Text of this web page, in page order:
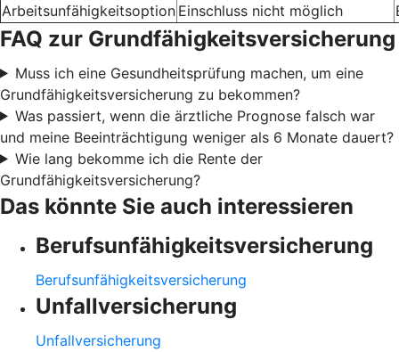
Arbeitsunfähigkeitsoption Einschluss nicht möglich
FAQ zur Grundfähigkeitsversicherung
Muss ich eine Gesundheitsprüfung machen, um eine
Grundfähigkeitsversicherung zu bekommen?
Was passiert, wenn die ärztliche Prognose falsch war
und meine Beeinträchtigung weniger als 6 Monate dauert?
Wie lang bekomme ich die Rente der
Grundfähigkeitsversicherung?
Das könnte Sie auch interessieren
Berufsunfähigkeitsversicherung
Berufsunfähigkeitsversicherung
Unfallversicherung
Unfallversicherung